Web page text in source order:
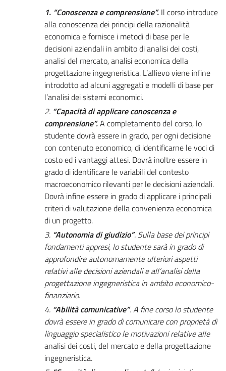
1. “Conoscenza e comprensione”. Il corso introduce
alla conoscenza dei principi della razionalità
economica e fornisce i metodi di base per le
decisioni aziendali in ambito di analisi dei costi,
analisi del mercato, analisi economica della
progettazione ingegneristica. L’allievo viene infine
introdotto ad alcuni aggregati e modelli di base per
l’analisi dei sistemi economici.
2. “Capacità di applicare conoscenza e
comprensione”.A completamento del corso, lo
studente dovrà essere in grado, per ogni decisione
con contenuto economico, di identificarne le voci di
costo ed i vantaggi attesi. Dovrà inoltre essere in
grado di identificare le variabili del contesto
macroeconomico rilevanti per le decisioni aziendali.
Dovrà infine essere in grado di applicare i principali
criteri di valutazione della convenienza economica
di un progetto.
3. “Autonomia di giudizio”. Sulla base dei principi
fondamenti appresi, lo studente sarà in grado di
approfondire autonomamente ulteriori aspetti
relativi alle decisioni aziendali e all’analisi della
progettazione ingegneristica in ambito economico-
finanziario.
4. “Abilità comunicative”. A fine corso lo studente
dovrà essere in grado di comunicare con proprietà di
linguaggio specialistico le motivazioni relative alle
analisi dei costi, del mercato e della progettazione
ingegneristica.